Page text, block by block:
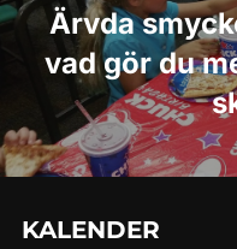
Ärvda
vad gör du
KALENDER